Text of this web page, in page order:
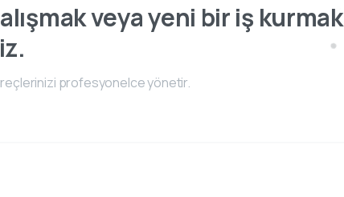
veya yeni bir iş kurmak
profesyonelce yönetir.